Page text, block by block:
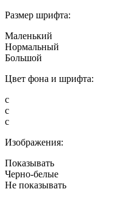
Размер шрифта:
Маленький
Нормальный
Большой
Цвет фона и шрифта:
с
с
с
Изображения:
Показывать
Черно-белые
Не показывать